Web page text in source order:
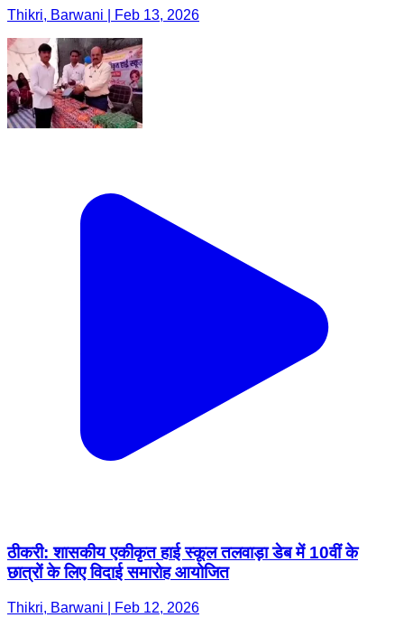
Thikri, Barwani | Feb 13, 2026
ठीकरी: शासकीय एकीकृत हाई स्कूल तलवाड़ा डेब में 10वीं के
छात्रों के लिए विदाई समारोह आयोजित
Thikri, Barwani | Feb 12, 2026